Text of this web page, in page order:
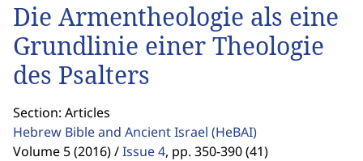
Die Armentheologie als eine
Grundlinie einer Theologie
des Psalters
Section: Articles
Hebrew Bible and Ancient Israel (HeBAI)
Volume 5 (2016) /Issue 4, pp. 350-390 (41)